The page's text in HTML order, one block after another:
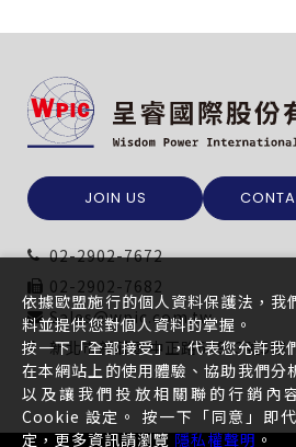
02-2902-7672
02-2902-7682
Sales@wpic.com.tw
新北市新莊區中正路649-3號5樓
JOIN US
依據歐盟施行的個人資料保護法，我
料並提供您對個人資料的掌握。
按一下「全部接受」，代表您允許
在本網站上的使用體驗、協助我們分
以及讓我們投放相關聯的行銷內
Cookie 設定。 按一下「同意」即
定，更多資訊請瀏覽隱私權聲明。